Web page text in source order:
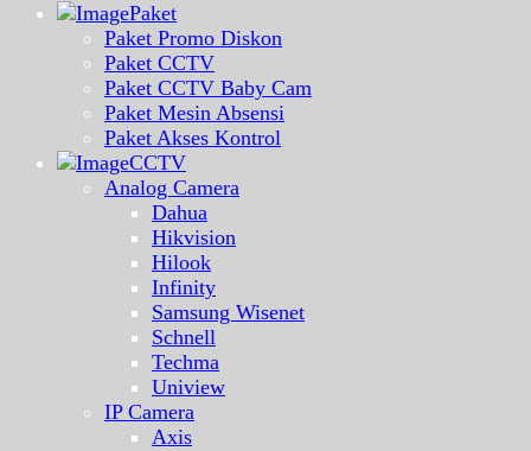
Paket
Paket Promo Diskon
Paket CCTV
Paket CCTV Baby Cam
Paket Mesin Absensi
Paket Akses Kontrol
CCTV
Analog Camera
Dahua
Hikvision
Hilook
Infinity
Samsung Wisenet
Schnell
Techma
Uniview
IP Camera
Axis